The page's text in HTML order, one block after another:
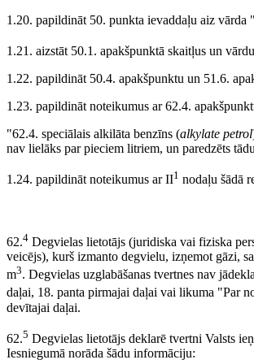
1.20. papildināt 50. punkta ievaddaļu aiz
1.21. aizstāt 50.1. apakšpunktā skaitļus un
1.22. papildināt 50.4. apakšpunktu un 51.6.
1.23. papildināt noteikumus ar 62.4.
"62.4. speciālais alkilāta benzīns (alkylate petrol
nav lielāks par pieciem litriem, un paredzēts
1.24. papildināt noteikumus ar II1 nodaļu šādā
62.4 Degvielas lietotājs (juridiska vai fiziska
veicējs), kurš izmanto degvielu, izņemot gāzi,
m3. Degvielas uzglabāšanas tvertnes nav
daļai, 18. panta pirmajai daļai vai likuma "Par
devītajai daļai.
62.5 Degvielas lietotājs deklarē tvertni Valsts
Iesniegumā norāda šādu informāciju: